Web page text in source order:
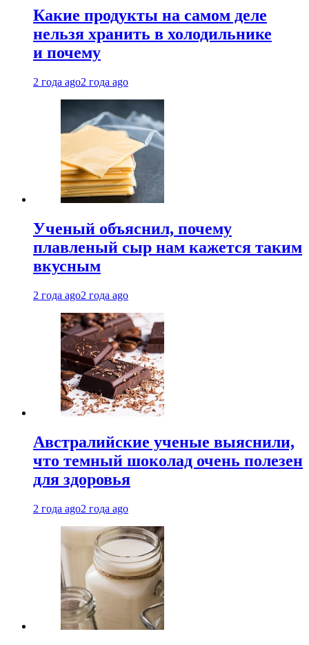
Какие продукты на самом деле
нельзя хранить в холодильнике
и почему
2 года ago2 года ago
Ученый объяснил, почему
плавленый сыр нам кажется таким
вкусным
2 года ago2 года ago
Австралийские ученые выяснили,
что темный шоколад очень полезен
для здоровья
2 года ago2 года ago